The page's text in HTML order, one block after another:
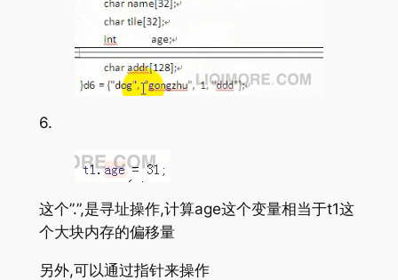
6.
这个”.”,是寻址操作,计算age这个变量相当于t1这
个大块内存的偏移量
另外,可以通过指针来操作